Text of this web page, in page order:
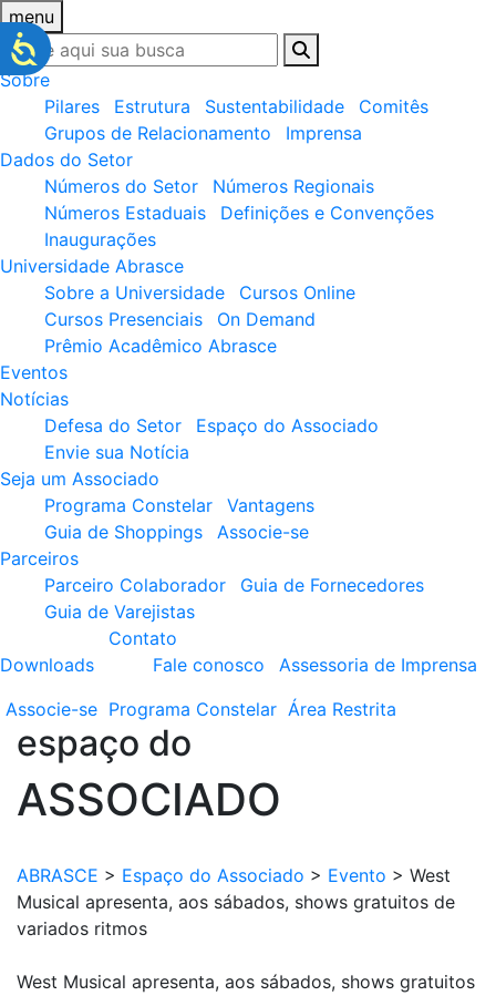
menu
Sobre
Pilares
Estrutura Sustentabilidade
Comitês
Grupos de Relacionamento
Imprensa
Dados do Setor
Números do Setor
Números Regionais
Números Estaduais
Definições e Convenções
Inaugurações
Universidade Abrasce
Sobre a Universidade
Cursos Online
Cursos Presenciais
On Demand
Prêmio Acadêmico Abrasce
Eventos
Notícias
Defesa do Setor
Espaço do Associado
Envie sua Notícia
Seja um Associado
Programa Constelar
Vantagens
Guia de Shoppings
Associe-se
Parceiros
Parceiro Colaborador
Guia de Fornecedores
Guia de Varejistas
Downloads
Contato
Fale conosco
Assessoria de Imprensa
Associe-se Programa Constelar Área Restrita
espaço do
ASSOCIADO
ABRASCE > Espaço do Associado > Evento > West
Musical apresenta, aos sábados, shows gratuitos de
variados ritmos
West Musical apresenta, aos sábados, shows gratuitos